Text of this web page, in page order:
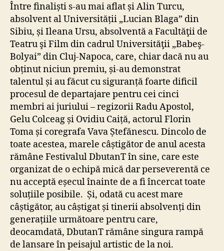
Între finaliști s-au mai aflat și Alin Turcu,
absolvent al Universității „Lucian Blaga” din
Sibiu, și Ileana Ursu, absolventă a Facultăţii de
Teatru şi Film din cadrul Universităţii „Babeş-
Bolyai” din Cluj-Napoca, care, chiar dacă nu au
obținut niciun premiu, și-au demonstrat
talentul și au făcut cu siguranță foarte dificil
procesul de departajare pentru cei cinci
membri ai juriului – regizorii Radu Apostol,
Gelu Colceag și Ovidiu Caiță, actorul Florin
Toma și coregrafa Vava Ștefănescu. Dincolo de
toate acestea, marele câștigător de anul acesta
rămâne Festivalul DbutanT în sine, care este
organizat de o echipă mică dar perseverentă ce
nu acceptă eșecul înainte de a fi încercat toate
soluțiile posibile. Și, odată cu acest mare
câștigător, au câștigat și tinerii absolvenți din
generațiile următoare pentru care,
deocamdată, DbutanT rămâne singura rampă
de lansare în peisajul artistic de la noi.